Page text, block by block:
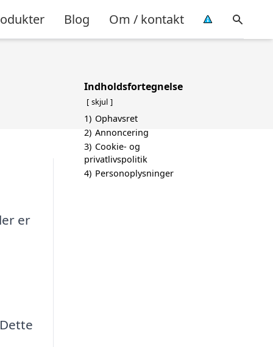
Blog Om / kontakt
er
Indholdsfortegnelse
skjul
1) Ophavsret
2) Annoncering
3) Cookie- og
privatlivspolitik
4) Personoplysninger